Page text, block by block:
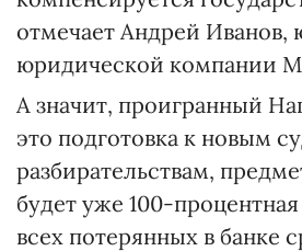
отмечает Андрей Иванов,
юридической компании
А значит, проигранный
это подготовка к новым
разбирательствам,
будет уже 100-
всех потерянных в банке